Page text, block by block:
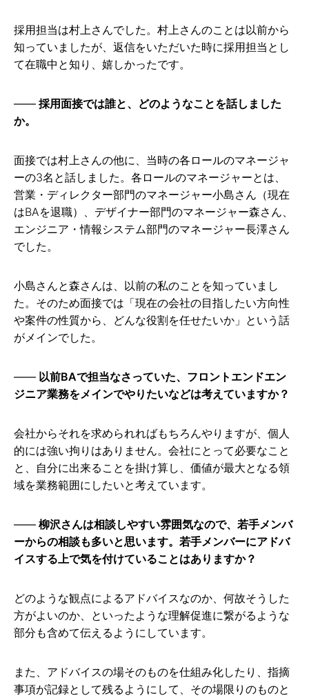
採用担当は村上さんでした。村上さんのことは以前から
知っていましたが、返信をいただいた時に採用担当とし
て在職中と知り、嬉しかったです。
採用面接では誰と、どのようなことを話しました
か。
面接では村上さんの他に、当時の各ロールのマネージャ
ーの3名と話しました。各ロールのマネージャーとは、
営業・ディレクター部門のマネージャー小島さん（現在
はBAを退職）、デザイナー部門のマネージャー森さん、
エンジニア・情報システム部門のマネージャー長澤さん
でした。
小島さんと森さんは、以前の私のことを知っていまし
た。そのため面接では「現在の会社の目指したい方向性
や案件の性質から、どんな役割を任せたいか」という話
がメインでした。
以前BAで担当なさっていた、フロントエンドエン
ジニア業務をメインでやりたいなどは考えていますか？
会社からそれを求められればもちろんやりますが、個人
的には強い拘りはありません。会社にとって必要なこと
と、自分に出来ることを掛け算し、価値が最大となる領
域を業務範囲にしたいと考えています。
柳沢さんは相談しやすい雰囲気なので、若手メンバ
ーからの相談も多いと思います。若手メンバーにアドバ
イスする上で気を付けていることはありますか？
どのような観点によるアドバイスなのか、何故そうした
方がよいのか、といったような理解促進に繋がるような
部分も含めて伝えるようにしています。
また、アドバイスの場そのものを仕組み化したり、指摘
事項が記録として残るようにして、その場限りのものと